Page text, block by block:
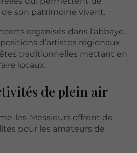
son patrimoine vivant.
organisés dans l’abbaye.
d’artistes régionaux.
traditionnelles mettant en
locaux.
de plein air
les-Messieurs offrent de
pour les amateurs de